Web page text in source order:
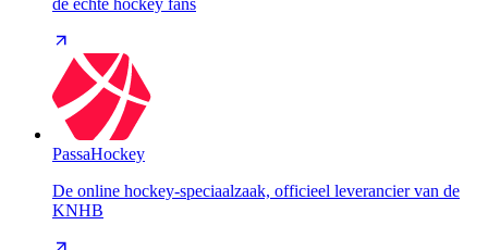
de echte hockey fans
PassaHockey
De online hockey-speciaalzaak, officieel leverancier van de
KNHB